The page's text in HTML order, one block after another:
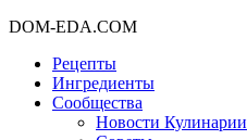
DOM-EDA.COM
Рецепты
Ингредиенты
Сообщества
Новости Кулинарии